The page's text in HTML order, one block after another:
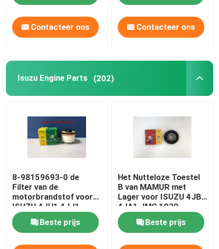
Contacteer ons Contacteer ons
Isuzu Engine Parts (202)
8-98159693-0 de
Filter van de
motorbrandstof voor
ISUZU 4JH1 4JJ1
4JK1
Beste prijs
Het Nutteloze Toestel
B van MAMUR met
Lager voor ISUZU 4JB1
4JA1 JMC 1030
Beste prijs